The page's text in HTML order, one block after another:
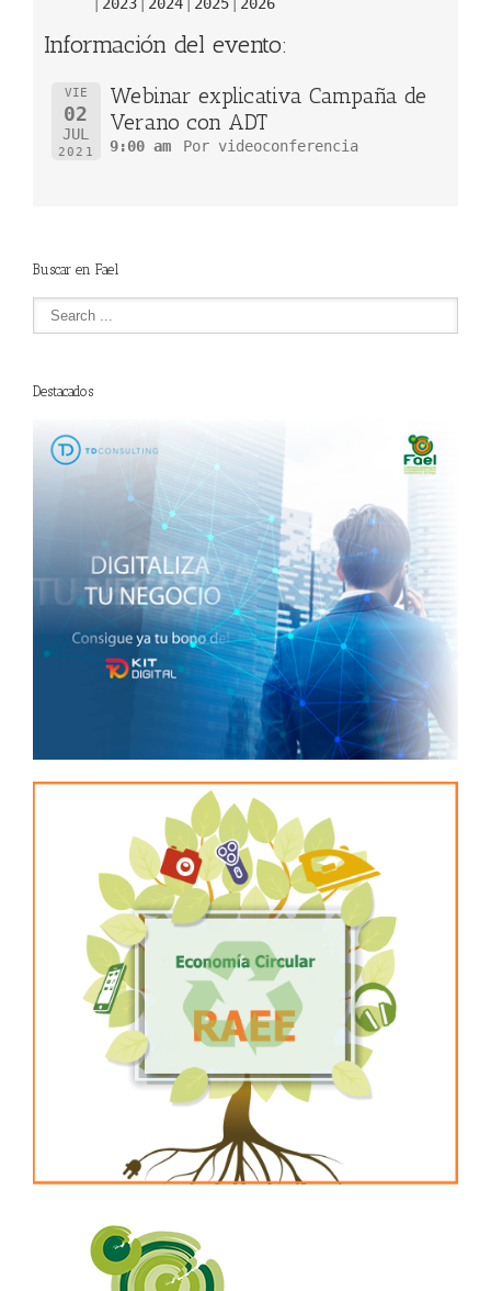
2023 2024 2025 2026
Información del evento:
VIE
02
JUL
2021
Webinar explicativa Campaña de
Verano con ADT
9:00 am Por videoconferencia
Buscar en Fael
Destacados